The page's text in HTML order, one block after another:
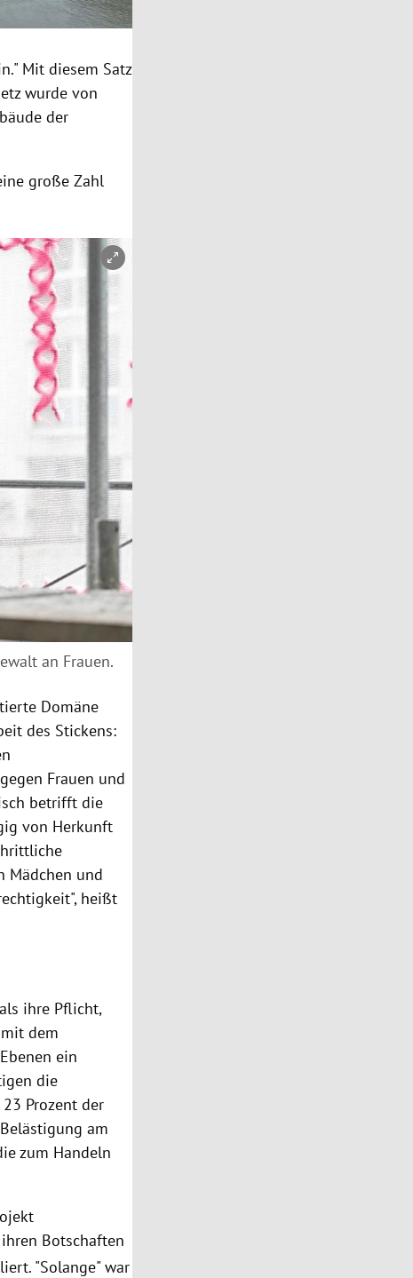
Mit diesem Satz
wurde von
der
große Zahl
an Frauen.
Domäne
des Stickens:
Frauen und
betrifft die
von Herkunft
Mädchen und
heißt
ihre Pflicht,
dem
ein
die
Prozent der
am
zum Handeln
Botschaften
"Solange" war